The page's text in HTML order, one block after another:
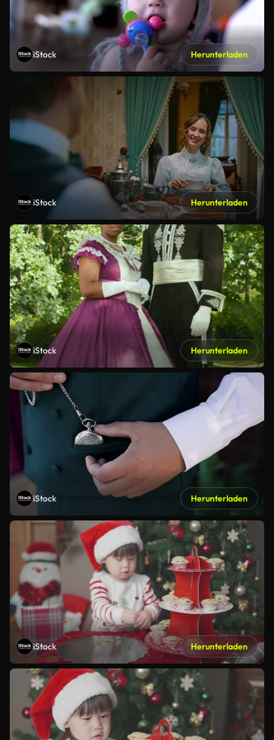
iStock Herunterladen
iStock Herunterladen
iStock Herunterladen
iStock Herunterladen
iStock Herunterladen